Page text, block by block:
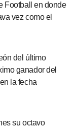
Football en donde
vez como el
del último
ganador del
la fecha
su octavo